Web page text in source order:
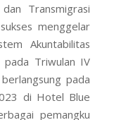
Transmigrasi
menggelar
Akuntabilitas
pada Triwulan IV
pada
di Hotel Blue
pemangku